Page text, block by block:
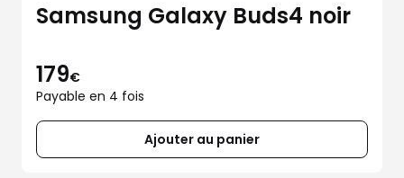
Samsung Galaxy Buds4 noir
179€
Payable en 4 fois
Ajouter au panier